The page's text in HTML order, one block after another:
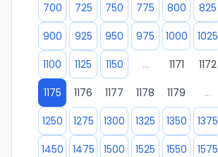
700
725 750 775 800 825
900
925 950 975 1000 1025
1100
1125 1150 ... 1171 1172
1175
1176 1177 1178 1179 ...
1250
1275 1300 1325 1350 1375
1450
1475 1500 1525 1550 1575